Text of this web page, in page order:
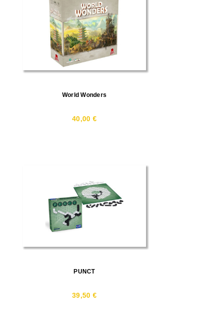
World Wonders
40,00 €
PUNCT
39,50 €